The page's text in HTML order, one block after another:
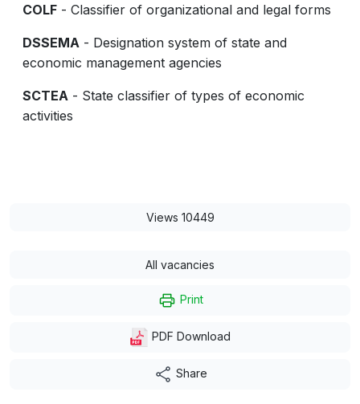
COLF - Classifier of organizational and legal forms
DSSEMA - Designation system of state and
economic management agencies
SCTEA - State classifier of types of economic
activities
Views 10449
All vacancies
Print
PDF Download
Share